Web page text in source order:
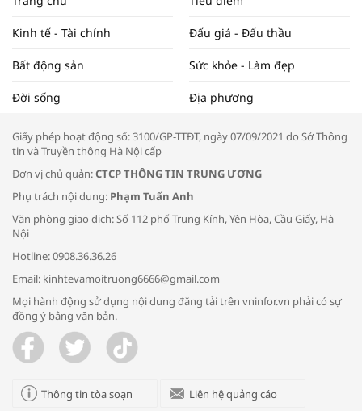
ĐẬP THỊ TRƯỜNG #62
Tọa đàm “Xúc tiến thương mại: Khơi
Bác sĩ tư vấn cách phòng tránh bệnh
Trao yêu thương cho em
Kinh tế - Tài chính Đấu giá - Đấu thầu
Bất động sản Sức khỏe - Làm đẹp
Đời sống Địa phương
Giấy phép hoạt động số: 3100/GP-TTĐT, ngày 07/09/2021 do Sở Thông
tin và Truyền thông Hà Nội cấp
Đơn vị chủ quản:CTCP THÔNG TIN TRUNG ƯƠNG
Phụ trách nội dung: Phạm Tuấn Anh
Văn phòng giao dịch: Số 112 phố Trung Kính, Yên Hòa, Cầu Giấy, Hà
Nội
Hotline: 0908.36.36.26
Email: kinhtevamoitruong6666@gmail.com
Mọi hành động sử dụng nội dung đăng tải trên vninfor.vn phải có sự
đồng ý bằng văn bản.
Thông tin tòa soạn Liên hệ quảng cáo